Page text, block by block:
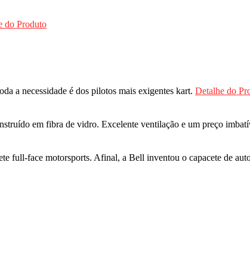
do Produto
a necessidade é dos pilotos mais exigentes kart. Detalhe do
em fibra de vidro. Excelente ventilação e um preço
full-face motorsports. Afinal, a Bell inventou o capacete de